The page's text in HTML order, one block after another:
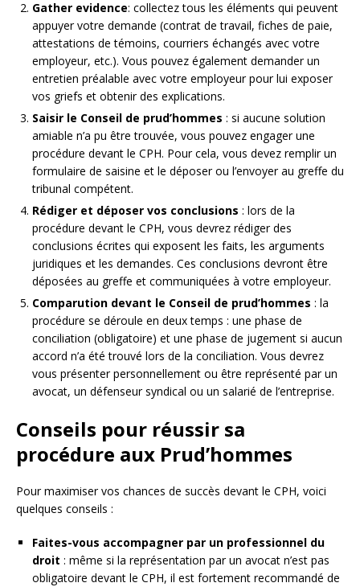
Gather evidence: collectez tous les éléments qui peuvent
appuyer votre demande (contrat de travail, fiches de paie,
attestations de témoins, courriers échangés avec votre
employeur, etc.). Vous pouvez également demander un
entretien préalable avec votre employeur pour lui exposer
vos griefs et obtenir des explications.
Saisir le Conseil de prud’hommes : si aucune solution
amiable n’a pu être trouvée, vous pouvez engager une
procédure devant le CPH. Pour cela, vous devez remplir un
formulaire de saisine et le déposer ou l’envoyer au greffe du
tribunal compétent.
Rédiger et déposer vos conclusions : lors de la
procédure devant le CPH, vous devrez rédiger des
conclusions écrites qui exposent les faits, les arguments
juridiques et les demandes. Ces conclusions devront être
déposées au greffe et communiquées à votre employeur.
Comparution devant le Conseil de prud’hommes : la
procédure se déroule en deux temps : une phase de
conciliation (obligatoire) et une phase de jugement si aucun
accord n’a été trouvé lors de la conciliation. Vous devrez
vous présenter personnellement ou être représenté par un
avocat, un défenseur syndical ou un salarié de l’entreprise.
Conseils pour réussir sa
procédure aux Prud’hommes
Pour maximiser vos chances de succès devant le CPH, voici
quelques conseils :
Faites-vous accompagner par un professionnel du
droit : même si la représentation par un avocat n’est pas
obligatoire devant le CPH, il est fortement recommandé de